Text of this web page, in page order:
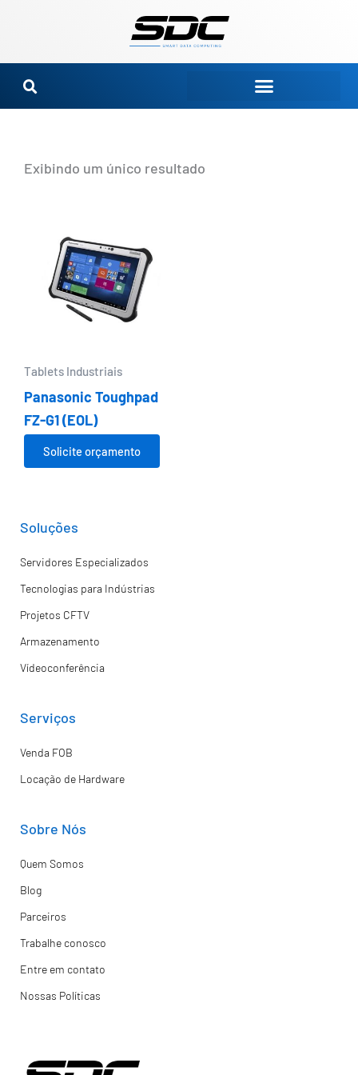
conteúdo
Exibindo um único resultado
Tablets Industriais
Panasonic Toughpad
FZ-G1 (EOL)
Solicite orçamento
Soluções
Servidores Especializados
Tecnologias para Indústrias
Projetos CFTV
Armazenamento
Vídeoconferência
Serviços
Venda FOB
Locação de Hardware
Sobre Nós
Quem Somos
Blog
Parceiros
Trabalhe conosco
Entre em contato
Nossas Políticas